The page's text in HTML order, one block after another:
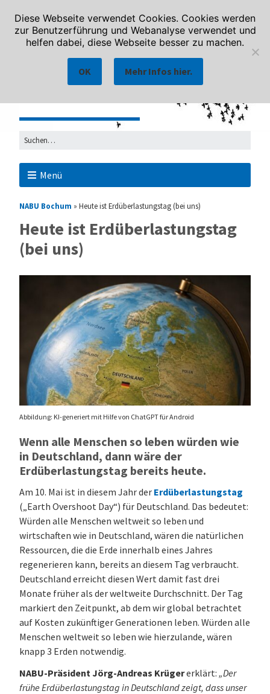
Menü
NABU Bochum » Heute ist Erdüberlastungstag (bei uns)
Heute ist Erdüberlastungstag
(bei uns)
Abbildung: KI-generiert mit Hilfe von ChatGPT für Android
Wenn alle Menschen so leben würden wie
in Deutschland, dann wäre der
Erdüberlastungstag bereits heute.
Am 10. Mai ist in diesem Jahr der Erdüberlastungstag
(„Earth Overshoot Day“) für Deutschland. Das bedeutet:
Würden alle Menschen weltweit so leben und
wirtschaften wie in Deutschland, wären die natürlichen
Ressourcen, die die Erde innerhalb eines Jahres
regenerieren kann, bereits an diesem Tag verbraucht.
Deutschland erreicht diesen Wert damit fast drei
Monate früher als der weltweite Durchschnitt. Der Tag
markiert den Zeitpunkt, ab dem wir global betrachtet
auf Kosten zukünftiger Generationen leben. Würden alle
Menschen weltweit so leben wie hierzulande, wären
knapp 3 Erden notwendig.
NABU-Präsident Jörg-Andreas Krügererklärt: „Der
frühe Erdüberlastungstag in Deutschland zeigt, dass unser
Diese Webseite verwendet Cookies. Cookies werden
zur Benutzerführung und Webanalyse verwendet und
helfen dabei, diese Webseite besser zu machen.
OK Mehr Infos hier.